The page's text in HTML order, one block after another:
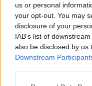
us or personal
your opt-out. You may
disclosure of your
IAB’s list of
also be disclosed by us
Downstream
PARAPOLITIKA
Χαλάνδρι:
οδηγό τρόλεϊ
τυφλή, με